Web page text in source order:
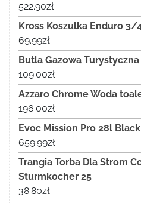
522.90zł
Kross Koszulka Enduro 3/
69.99zł
Butla Gazowa Turystyczna
109.00zł
Azzaro Chrome Woda
196.00zł
Evoc Mission Pro 28l Black
659.99zł
Trangia Torba Dla Strom
Sturmkocher 25
38.80zł